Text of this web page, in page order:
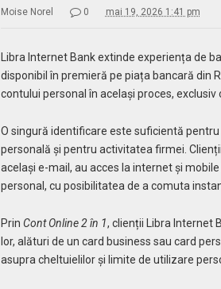
Moise Norel 0 mai 19, 2026 1:41 pm
Libra Internet Bank extinde experiența de
disponibil în premieră pe piața bancară din
contului personal în același proces, exclusiv
O singură identificare este suficientă
personală și pentru activitatea firmei.
același e-mail, au acces la internet și
personal, cu posibilitatea de a comuta
Prin Cont Online 2 în 1, clienții Libra Internet
lor, alături de un card business sau card
asupra cheltuielilor și limite de utilizare